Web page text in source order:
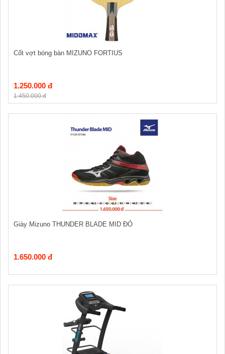
Cốt vợt bóng bàn MIZUNO FORTIUS
1.250.000 đ
1.450.000 đ
Giày Mizuno THUNDER BLADE MID ĐỎ
1.650.000 đ